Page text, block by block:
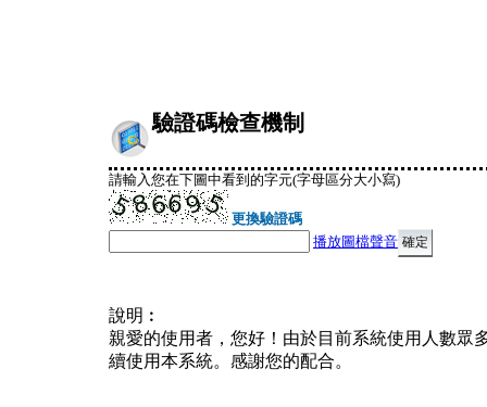
驗證碼檢查機制
請輸入您在下圖中看到的字元(字母區分大小寫)
更換驗證碼
播放圖檔聲音
說明︰
親愛的使用者，您好！由於目前系統使用人數眾
續使用本系統。感謝您的配合。